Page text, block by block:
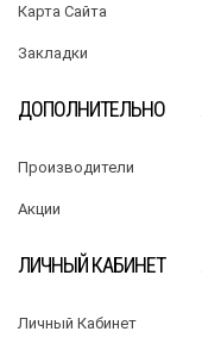
Карта Сайта
Закладки
ДОПОЛНИТЕЛЬНО
Производители
Акции
ЛИЧНЫЙ КАБИНЕТ
Личный Кабинет